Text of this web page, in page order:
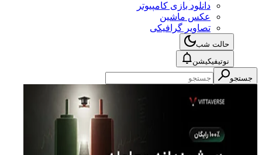
دانلود بازی کامپیوتر
عکس ماشین
تصاویر گرافیکی
حالت شب
نوتیفیکیشن
جستجو